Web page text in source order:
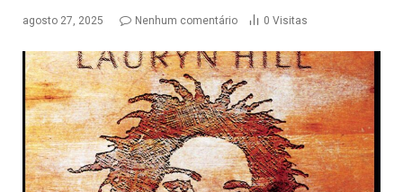
agosto 27, 2025 Nenhum comentário 0 Visitas